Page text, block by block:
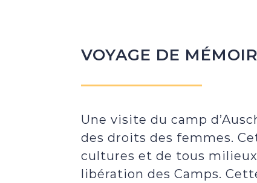
VOYAGE DE
Une visite du camp
des droits des femmes.
cultures et de tous
libération des Camps.